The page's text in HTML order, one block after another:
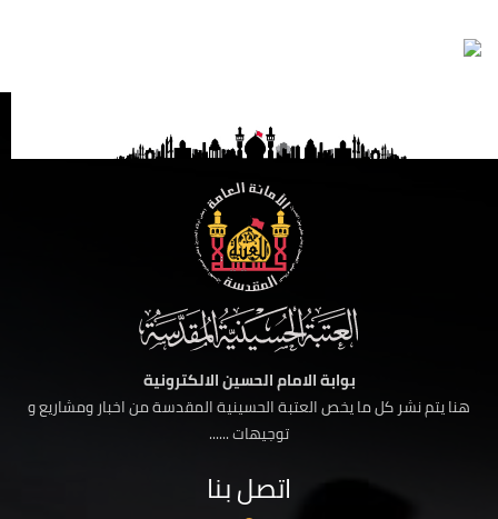
بوابة الامام الحسين الالكترونية
هنا يتم نشر كل ما يخص العتبة الحسينية المقدسة من اخبار ومشاريع و
توجيهات ......
اتصل بنا